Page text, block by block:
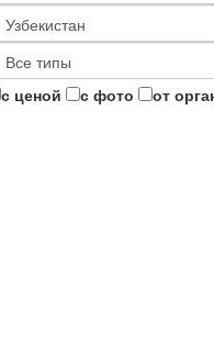
с ценой с фото от